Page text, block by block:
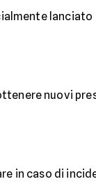
lanciato
nuovi
in caso di